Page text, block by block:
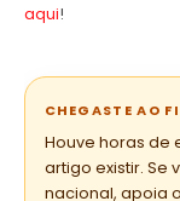
aqui!
CHEGASTE AO
Houve horas de
artigo existir. Se
nacional, apoia